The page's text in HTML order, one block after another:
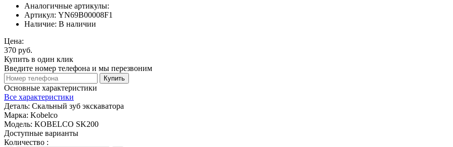
Аналогичные артикулы:
Артикул: YN69B00008F1
Наличие: В наличии
Цена:
370 руб.
Купить в один клик
Введите номер телефона и мы перезвоним
Купить
Основные характеристики
Все характеристики
Деталь: Скальный зуб экскаватора
Марка: Kobelco
Модель: KOBELCO SK200
Доступные варианты
Количество :